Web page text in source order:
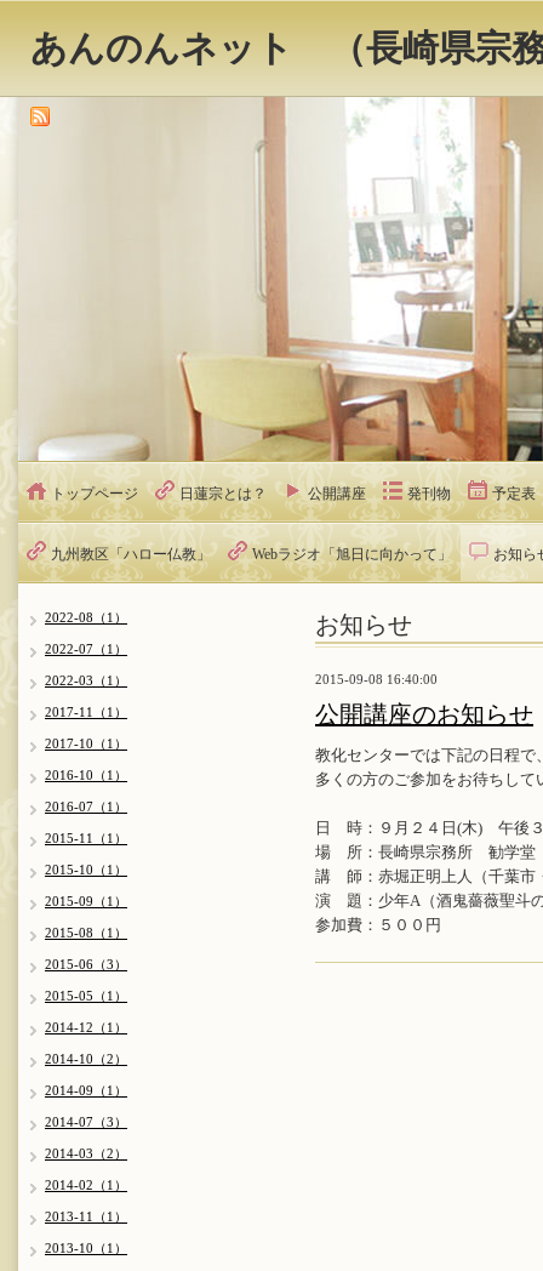
あんのんネット （長崎県宗
トップページ 日蓮宗とは？ 公開講座 発刊物 予定表
九州教区「ハロー仏教」 Webラジオ「旭日に向かって」 お知ら
お知らせ
2015-09-08 16:40:00
公開講座のお知らせ
教化センターでは下記の日程で
多くの方のご参加をお待ちして
日 時：９月２４日(木) 午後
場 所：長崎県宗務所 勧学堂
講 師：赤堀正明上人（千葉市
演 題：少年A（酒鬼薔薇聖斗
参加費：５００円
2022-08（1）
2022-07（1）
2022-03（1）
2017-11（1）
2017-10（1）
2016-10（1）
2016-07（1）
2015-11（1）
2015-10（1）
2015-09（1）
2015-08（1）
2015-06（3）
2015-05（1）
2014-12（1）
2014-10（2）
2014-09（1）
2014-07（3）
2014-03（2）
2014-02（1）
2013-11（1）
2013-10（1）